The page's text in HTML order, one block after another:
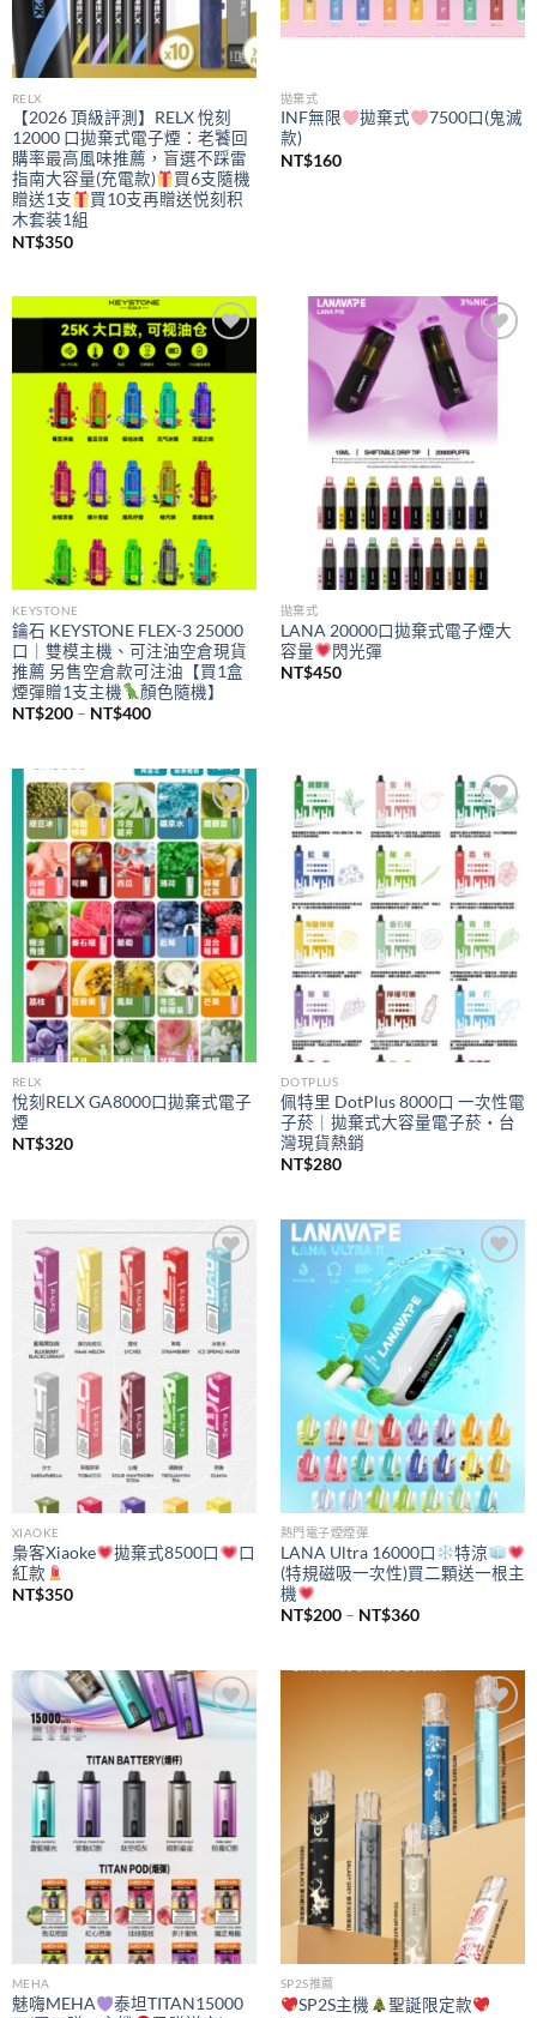
RELX
【2026 頂級評測】RELX 悅刻
12000 口拋棄式電子煙：老饕回
購率最高風味推薦，盲選不踩雷
指南大容量(充電款)
買6支隨機
贈送1支
買10支再贈送悦刻积
木套装1組
NT$350
拋棄式
INF無限 拋棄式
7500口(鬼滅
款)
NT$160
Add to
wishlist
KEYSTONE
鑰石 KEYSTONE FLEX-3 25000
口｜雙模主機、可注油空倉現貨
推薦 另售空倉款可注油【買1盒
煙彈贈1支主機
顏色隨機】
NT$200 – NT$400價
NT$200
到
NT$400
Add to
wishlist
拋棄式
LANA 20000口拋棄式電子煙大
容量
閃光彈
NT$450
Add to
wishlist
RELX
悅刻RELX GA8000口拋棄式電子
煙
NT$320
Add to
DOTPLUS
佩特里 DotPlus 8000口 一次性電
子菸｜拋棄式大容量電子菸・台
灣現貨熱銷
NT$280
Add to
wishlist
XIAOKE
梟客Xiaoke 拋棄式8500口
口
紅款
NT$350
Add to
wishlist
熱門電子煙煙彈
LANA Ultra 16000口
特涼
(特規磁吸一次性)買二顆送一根主
機
NT$200 – NT$360價
NT$200
到
NT$360
Add to
MEHA
魅嗨MEHA
泰坦TITAN15000
Add to
wishlist
SP2S推薦
SP2S主機
聖誕限定款